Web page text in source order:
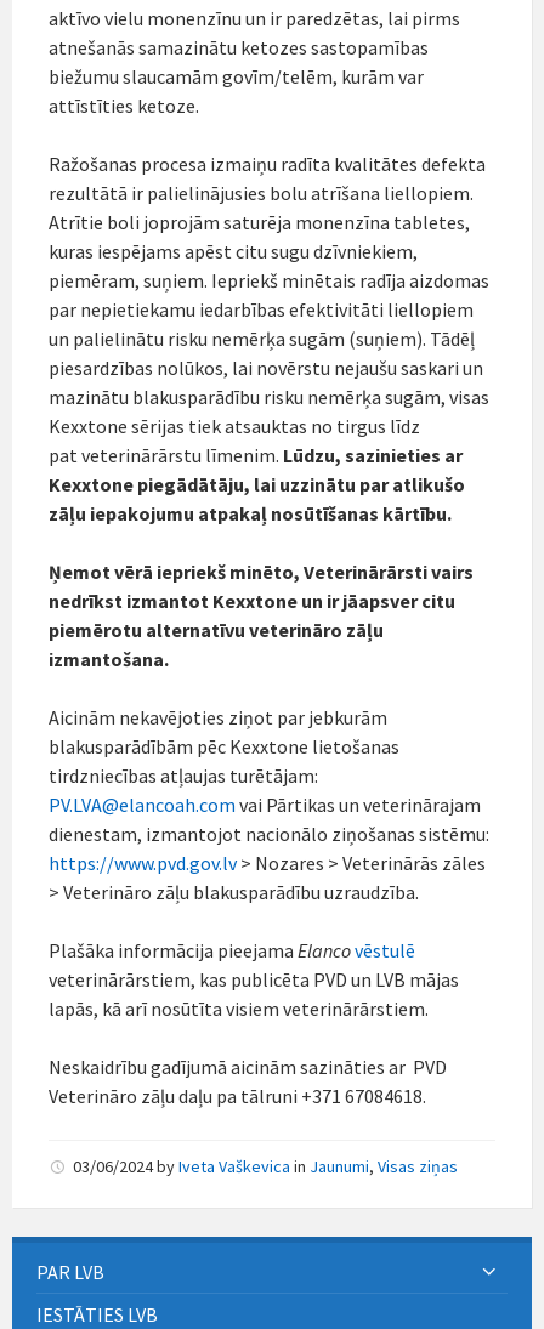
aktīvo vielu monenzīnu un ir paredzētas, lai pirms
atnešanās samazinātu ketozes sastopamības
biežumu slaucamām govīm/telēm, kurām var
attīstīties ketoze.
Ražošanas procesa izmaiņu radīta kvalitātes defekta
rezultātā ir palielinājusies bolu atrīšana liellopiem.
Atrītie boli joprojām saturēja monenzīna tabletes,
kuras iespējams apēst citu sugu dzīvniekiem,
piemēram, suņiem. Iepriekš minētais radīja aizdomas
par nepietiekamu iedarbības efektivitāti liellopiem
un palielinātu risku nemērķa sugām (suņiem). Tādēļ
piesardzības nolūkos, lai novērstu nejaušu saskari un
mazinātu blakusparādību risku nemērķa sugām, visas
Kexxtone sērijas tiek atsauktas no tirgus līdz
pat veterinārārstu līmenim. Lūdzu, sazinieties ar
Kexxtone piegādātāju, lai uzzinātu par atlikušo
zāļu iepakojumu atpakaļ nosūtīšanas kārtību.
Ņemot vērā iepriekš minēto, Veterinārārsti vairs
nedrīkst izmantot Kexxtone un ir jāapsver citu
piemērotu alternatīvu veterināro zāļu
izmantošana.
Aicinām nekavējoties ziņot par jebkurām
blakusparādībām pēc Kexxtone lietošanas
tirdzniecības atļaujas turētājam:
PV.LVA@elancoah.com vai Pārtikas un veterinārajam
dienestam, izmantojot nacionālo ziņošanas sistēmu:
https://www.pvd.gov.lv> Nozares > Veterinārās zāles
> Veterināro zāļu blakusparādību uzraudzība.
Plašāka informācija pieejama Elancovēstulē
veterinārārstiem, kas publicēta PVD un LVB mājas
lapās, kā arī nosūtīta visiem veterinārārstiem.
Neskaidrību gadījumā aicinām sazināties ar PVD
Veterināro zāļu daļu pa tālruni +371 67084618.
03/06/2024byIveta Vaškevica in Jaunumi, Visas ziņas
PAR LVB
IESTĀTIES LVB